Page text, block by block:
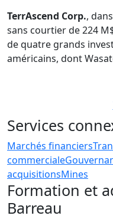
TerrAscend Corp.,
sans courtier de 224
de quatre grands
américains, dont
Services
Marchés financiers
commerciale
acquisitionsMines
Formation et
Barreau